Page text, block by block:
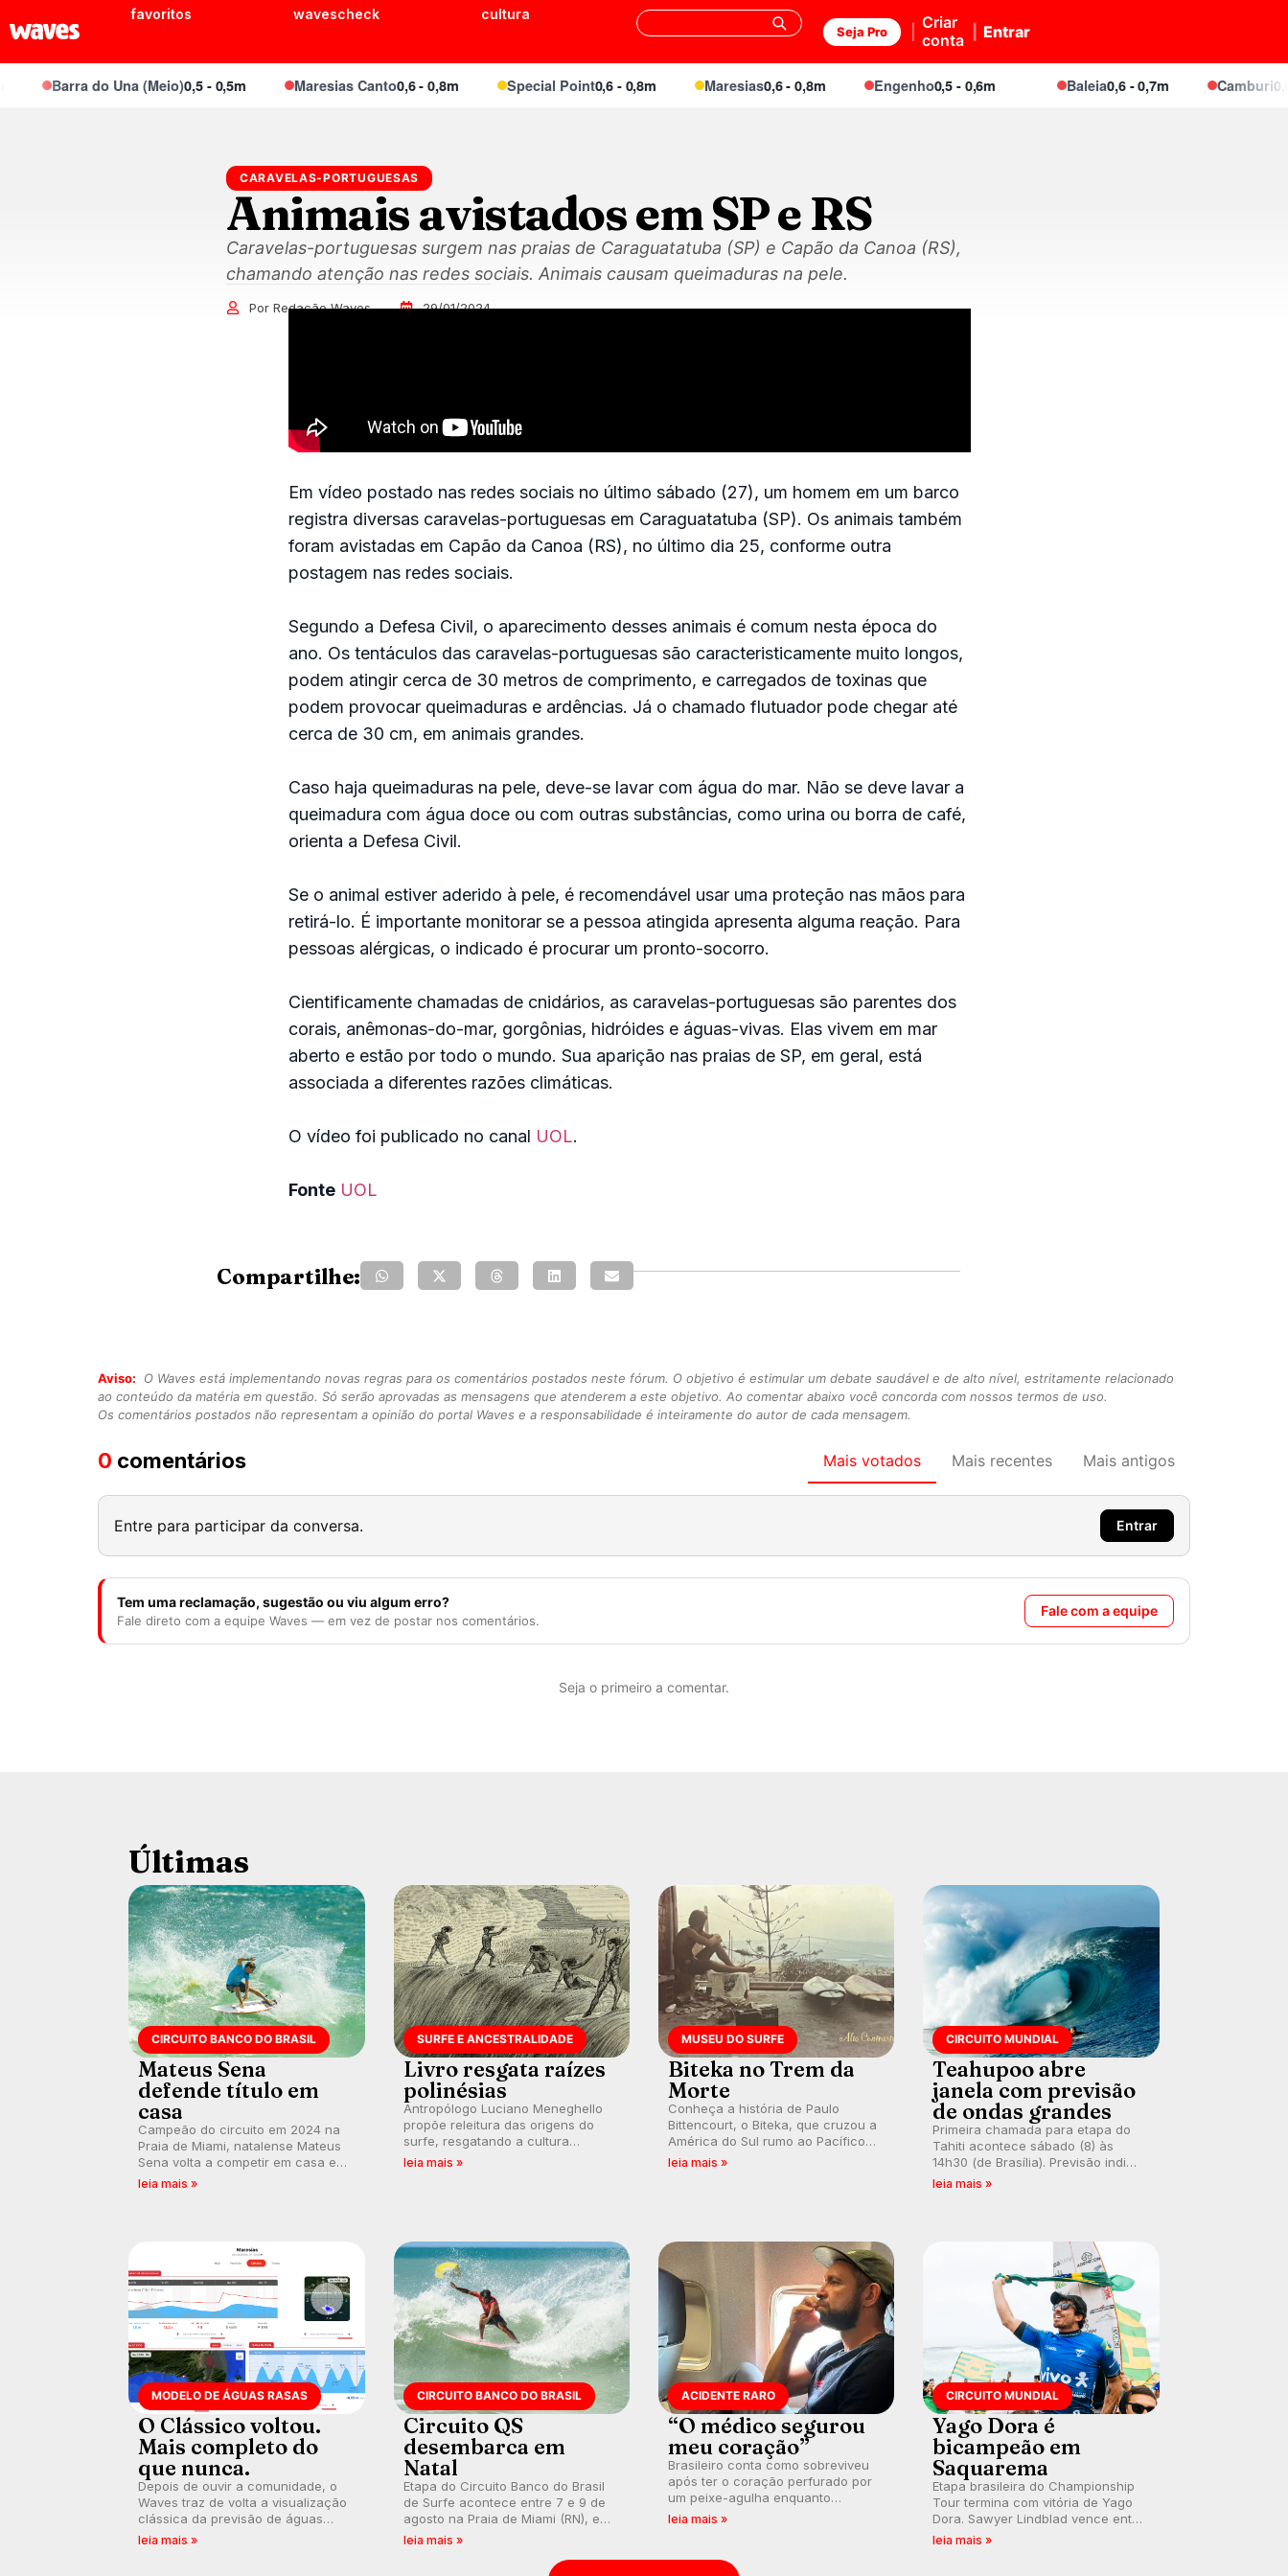
favoritos wavescheck cultura
Seja Pro
Criar
conta
Entrar
Barra do Una (Meio)0,5 - 0,5m Maresias Canto0,6 - 0,8m Special Point0,6 - 0,8m Maresias0,6 - 0,8m Engenho0,5 - 0,6m Baleia0,6 - 0,7m Camburi0,6 -
CARAVELAS-PORTUGUESAS
Animais avistados em SP e RS
Caravelas-portuguesas surgem nas praias de Caraguatatuba (SP) e Capão da Canoa (RS),
chamando atenção nas redes sociais. Animais causam queimaduras na pele.
Por Redação Waves 29/01/2024
Em vídeo postado nas redes sociais no último sábado (27), um homem em um barco
registra diversas caravelas-portuguesas em Caraguatatuba (SP). Os animais também
foram avistadas em Capão da Canoa (RS), no último dia 25, conforme outra
postagem nas redes sociais.
Segundo a Defesa Civil, o aparecimento desses animais é comum nesta época do
ano. Os tentáculos das caravelas-portuguesas são caracteristicamente muito longos,
podem atingir cerca de 30 metros de comprimento, e carregados de toxinas que
podem provocar queimaduras e ardências. Já o chamado flutuador pode chegar até
cerca de 30 cm, em animais grandes.
Caso haja queimaduras na pele, deve-se lavar com água do mar. Não se deve lavar a
queimadura com água doce ou com outras substâncias, como urina ou borra de café,
orienta a Defesa Civil.
Se o animal estiver aderido à pele, é recomendável usar uma proteção nas mãos para
retirá-lo. É importante monitorar se a pessoa atingida apresenta alguma reação. Para
pessoas alérgicas, o indicado é procurar um pronto-socorro.
Cientificamente chamadas de cnidários, as caravelas-portuguesas são parentes dos
corais, anêmonas-do-mar, gorgônias, hidróides e águas-vivas. Elas vivem em mar
aberto e estão por todo o mundo. Sua aparição nas praias de SP, em geral, está
associada a diferentes razões climáticas.
O vídeo foi publicado no canal UOL.
Fonte UOL
Compartilhe:
Aviso:
O Waves está implementando novas regras para os comentários postados neste fórum. O objetivo é estimular um debate saudável e de alto nível, estritamente relacionado
ao conteúdo da matéria em questão. Só serão aprovadas as mensagens que atenderem a este objetivo. Ao comentar abaixo você concorda com nossos termos de uso.
Os comentários postados não representam a opinião do portal Waves e a responsabilidade é inteiramente do autor de cada mensagem.
0 comentários Mais votados Mais recentes Mais antigos
Entre para participar da conversa. Entrar
Tem uma reclamação, sugestão ou viu algum erro?
Fale direto com a equipe Waves — em vez de postar nos comentários.
Fale com a equipe
Seja o primeiro a comentar.
Últimas
CIRCUITO BANCO DO BRASIL
Mateus Sena
defende título em
casa
Campeão do circuito em 2024 na
Praia de Miami, natalense Mateus
Sena volta a competir em casa em
busca de manter a hegemonia
leia mais »
SURFE E ANCESTRALIDADE
Livro resgata raízes
polinésias
Antropólogo Luciano Meneghello
propõe releitura das origens do
surfe, resgatando a cultura
polinésia e questionando a visão
leia mais »
MUSEU DO SURFE
Biteka no Trem da
Morte
Conheça a história de Paulo
Bittencourt, o Biteka, que cruzou a
América do Sul rumo ao Pacífico
em uma jornada que se tornou um
leia mais »
CIRCUITO MUNDIAL
Teahupoo abre
janela com previsão
de ondas grandes
Primeira chamada para etapa do
Tahiti acontece sábado (8) às
14h30 (de Brasília). Previsão indica
swell consistente. Medina
leia mais »
MODELO DE ÁGUAS RASAS
O Clássico voltou.
Mais completo do
que nunca.
Depois de ouvir a comunidade, o
Waves traz de volta a visualização
clássica da previsão de águas
rasas, agora integrada à nova
leia mais »
CIRCUITO BANCO DO BRASIL
Circuito QS
desembarca em
Natal
Etapa do Circuito Banco do Brasil
de Surfe acontece entre 7 e 9 de
agosto na Praia de Miami (RN), em
disputas válidas pelo Qualifying
por vagas no Challenger Series.
leia mais »
ACIDENTE RARO
“O médico segurou
meu coração”
Brasileiro conta como sobreviveu
após ter o coração perfurado por
um peixe-agulha enquanto
surfava na Costa Rica.
leia mais »
CIRCUITO MUNDIAL
Yago Dora é
bicampeão em
Saquarema
Etapa brasileira do Championship
Tour termina com vitória de Yago
Dora. Sawyer Lindblad vence entre
as mulheres e Leonardo Fioravanti
leia mais »